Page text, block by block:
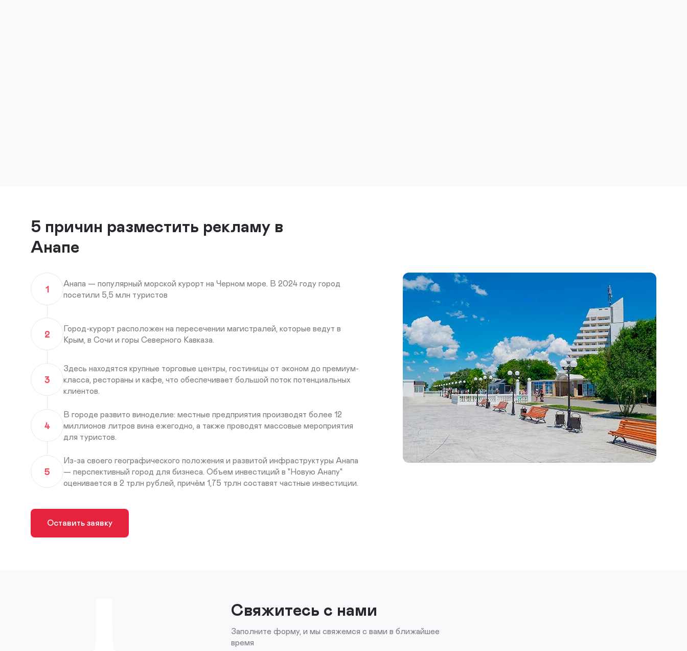
5 причин разместить рекламу в
Анапе
1
Анапа — популярный морской курорт на Черном море. В 2024 году город
посетили 5,5 млн туристов
2
Город-курорт расположен на пересечении магистралей, которые ведут в
Крым, в Сочи и горы Северного Кавказа.
3
Здесь находятся крупные торговые центры, гостиницы от эконом до премиум-
класса, рестораны и кафе, что обеспечивает большой поток потенциальных
клиентов.
4
В городе развито виноделие: местные предприятия производят более 12
миллионов литров вина ежегодно, а также проводят массовые мероприятия
для туристов.
5
Из-за своего географического положения и развитой инфраструктуры Анапа
— перспективный город для бизнеса. Объем инвестиций в "Новую Анапу"
оценивается в 2 трлн рублей, причём 1,75 трлн составят частные инвестиции.
Оставить заявку
Свяжитесь с нами
Заполните форму, и мы свяжемся с вами в ближайшее
время